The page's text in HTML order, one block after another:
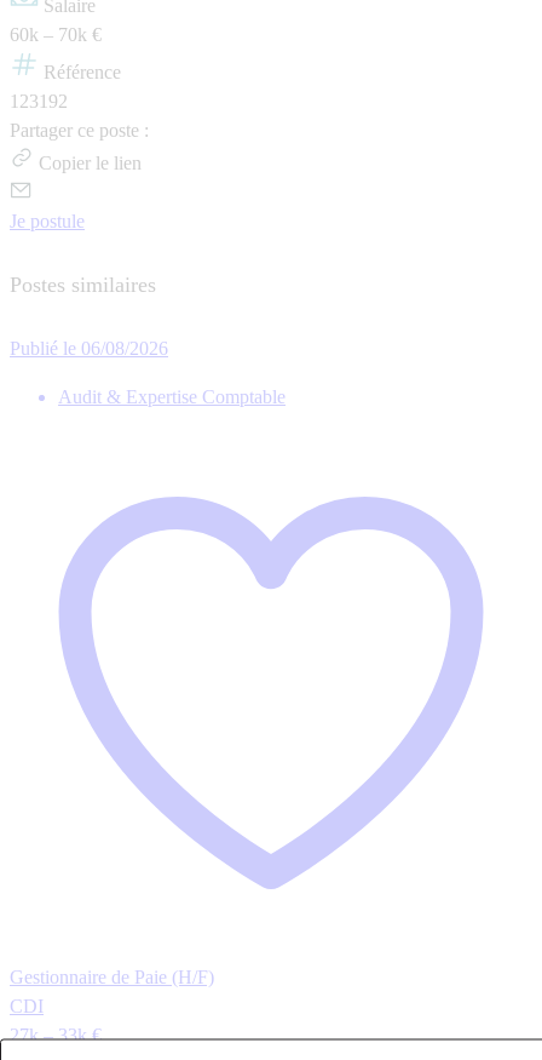
Salaire
60k – 70k €
Référence
123192
Partager ce poste :
Copier le lien
Je postule
Postes similaires
Publié le 06/08/2026
Audit & Expertise Comptable
Gestionnaire de Paie (H/F)
CDI
27k – 33k €